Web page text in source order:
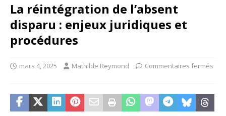
La réintégration de l’absent
disparu : enjeux juridiques et
procédures
mars 4, 2025 Mathilde Reymond Commentaires fermés